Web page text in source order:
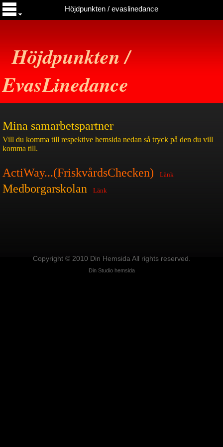
Höjdpunkten /
EvasLinedance
Höjdpunkten / evaslinedance
Mina samarbetspartner
Vill du komma till respektive hemsida nedan så tryck på den du vill
komma till.
ActiWay...(FriskvårdsChecken) Länk
Medborgarskolan Länk
Copyright © 2010 Din Hemsida All rights reserved.
Din Studio hemsida